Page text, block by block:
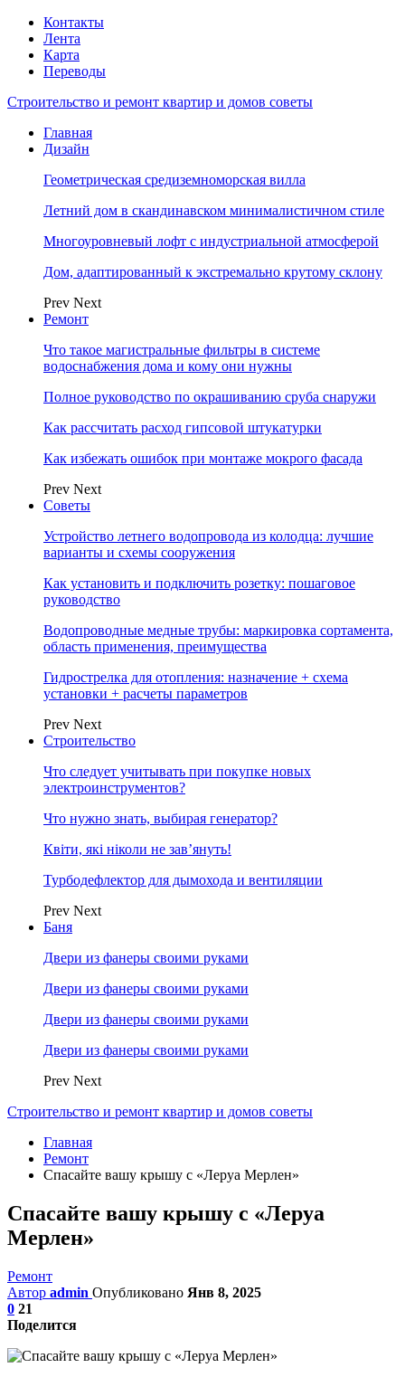
Контакты
Лента
Карта
Переводы
Строительство и ремонт квартир и домов советы
Главная
Дизайн
Геометрическая средиземноморская вилла
Летний дом в скандинавском минималистичном стиле
Многоуровневый лофт с индустриальной атмосферой
Дом, адаптированный к экстремально крутому склону
Prev Next
Ремонт
Что такое магистральные фильтры в системе
водоснабжения дома и кому они нужны
Полное руководство по окрашиванию сруба снаружи
Как рассчитать расход гипсовой штукатурки
Как избежать ошибок при монтаже мокрого фасада
Prev Next
Советы
Устройство летнего водопровода из колодца: лучшие
варианты и схемы сооружения
Как установить и подключить розетку: пошаговое
руководство
Водопроводные медные трубы: маркировка сортамента,
область применения, преимущества
Гидрострелка для отопления: назначение + схема
установки + расчеты параметров
Prev Next
Строительство
Что следует учитывать при покупке новых
электроинструментов?
Что нужно знать, выбирая генератор?
Квіти, які ніколи не зав’януть!
Турбодефлектор для дымохода и вентиляции
Prev Next
Баня
Двери из фанеры своими руками
Двери из фанеры своими руками
Двери из фанеры своими руками
Двери из фанеры своими руками
Prev Next
Строительство и ремонт квартир и домов советы
Главная
Ремонт
Спасайте вашу крышу с «Леруа Мерлен»
Спасайте вашу крышу с «Леруа
Мерлен»
Ремонт
Автор admin Опубликовано Янв 8, 2025
0 21
Поделится